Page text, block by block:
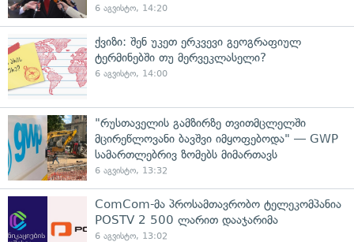
6 აგვისტო, 14:20
ქვიზი: შენ უკეთ ერკვევი გეოგრაფიულ
ტერმინებში თუ მერვეკლასელი?
6 აგვისტო, 14:00
"რუსთაველის გამზირზე თვითმცლელში
მცირეწლოვანი ბავშვი იმყოფებოდა" — GWP
სამართლებრივ ზომებს მიმართავს
6 აგვისტო, 13:32
ComCom-მა პროსამთავრობო ტელეკომპანია
POSTV 2 500 ლარით დააჯარიმა
6 აგვისტო, 13:02